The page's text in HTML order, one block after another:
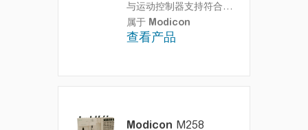
与运动控制器支持符合网
络安全的物联网直连协
议，提供高性能4轴，8
属于 Modicon
查看产品
Modicon M258